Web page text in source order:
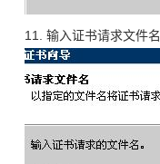
11. 输入证书请求文件名